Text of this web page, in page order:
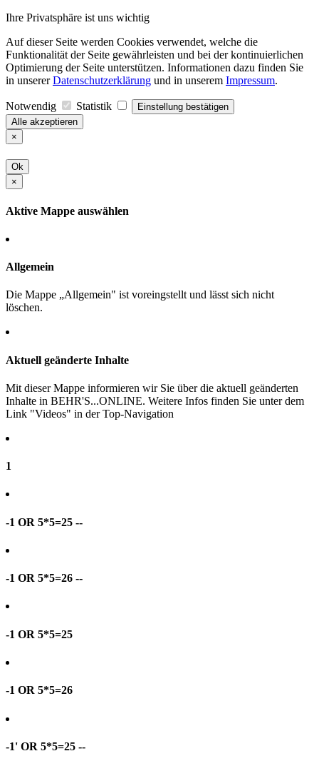
Ihre Privatsphäre ist uns wichtig
Auf dieser Seite werden Cookies verwendet, welche die
Funktionalität der Seite gewährleisten und bei der kontinuierlichen
Optimierung der Seite unterstützen. Informationen dazu finden Sie
in unsererDatenschutzerklärung und in unserem Impressum.
Notwendig Statistik
Einstellung bestätigen
Alle akzeptieren
×
Ok
×
Aktive Mappe auswählen
Allgemein
Die Mappe „Allgemein" ist voreingstellt und lässt sich nicht
löschen.
Aktuell geänderte Inhalte
Mit dieser Mappe informieren wir Sie über die aktuell geänderten
Inhalte in BEHR'S...ONLINE. Weitere Infos finden Sie unter dem
Link "Videos" in der Top-Navigation
1
-1 OR 5*5=25 --
-1 OR 5*5=26 --
-1 OR 5*5=25
-1 OR 5*5=26
-1' OR 5*5=25 --